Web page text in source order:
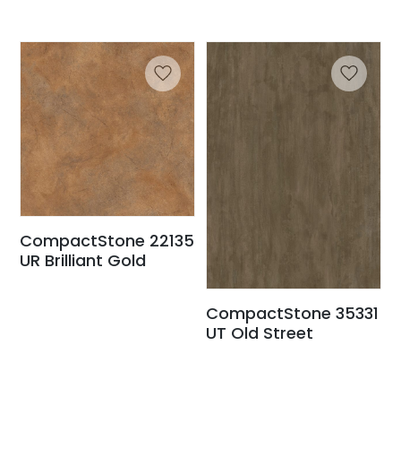
CompactStone 22135
UR Brilliant Gold
CompactStone 35331
UT Old Street